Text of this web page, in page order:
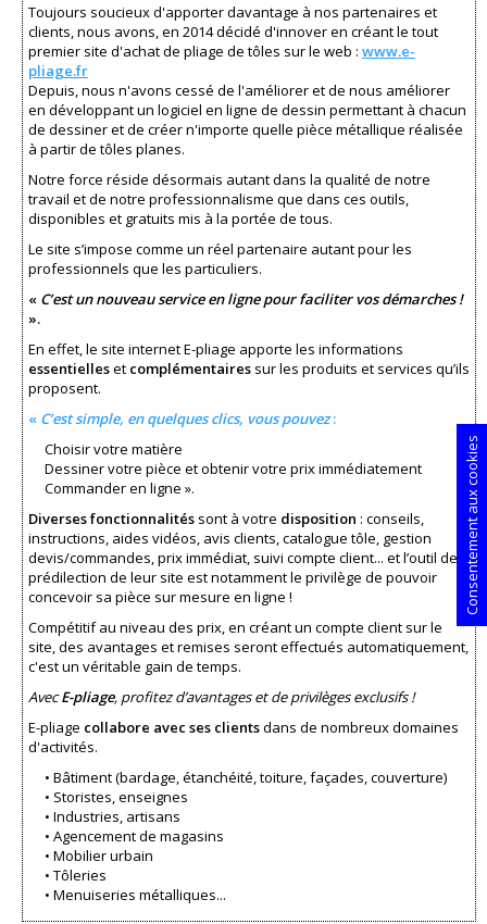
Toujours soucieux d'apporter davantage à nos partenaires et
clients, nous avons, en 2014 décidé d'innover en créant le tout
premier site d'achat de pliage de tôles sur le web : www.e-
pliage.fr
Depuis, nous n'avons cessé de l'améliorer et de nous améliorer
en développant un logiciel en ligne de dessin permettant à chacun
de dessiner et de créer n'importe quelle pièce métallique réalisée
à partir de tôles planes.
Notre force réside désormais autant dans la qualité de notre
travail et de notre professionnalisme que dans ces outils,
disponibles et gratuits mis à la portée de tous.
Le site s’impose comme un réel partenaire autant pour les
professionnels que les particuliers.
« C’est un nouveau service en ligne pour faciliter vos démarches !
».
En effet, le site internet E-pliage apporte les informations
essentielleset complémentaires sur les produits et services qu’ils
proposent.
« C’est simple, en quelques clics, vous pouvez:
Choisir votre matière
Dessiner votre pièce et obtenir votre prix immédiatement
Commander en ligne ».
Diverses fonctionnalités sont à votre disposition : conseils,
instructions, aides vidéos, avis clients, catalogue tôle, gestion
devis/commandes, prix immédiat, suivi compte client... et l’outil de
prédilection de leur site est notamment le privilège de pouvoir
concevoir sa pièce sur mesure en ligne !
Compétitif au niveau des prix, en créant un compte client sur le
site, des avantages et remises seront effectués automatiquement,
c'est un véritable gain de temps.
AvecE-pliage, profitez d’avantages et de privilèges exclusifs !
E-pliage collabore avec ses clientsdans de nombreux domaines
d'activités.
• Bâtiment (bardage, étanchéité, toiture, façades, couverture)
• Storistes, enseignes
• Industries, artisans
• Agencement de magasins
• Mobilier urbain
• Tôleries
• Menuiseries métalliques...
Consentement aux cookies